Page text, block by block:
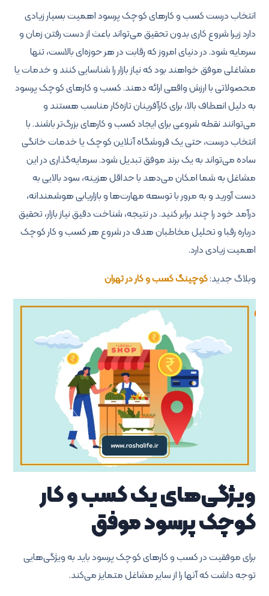
انتخاب درست کسب و کارهای کوچک پرسود اهمیت بسیار زیادی
دارد زیرا شروع کاری بدون تحقیق می‌تواند باعث از دست رفتن زمان و
سرمایه شود. در دنیای امروز که رقابت در هر حوزه‌ای بالاست، تنها
مشاغلی موفق خواهند بود که نیاز بازار را شناسایی کنند و خدمات یا
محصولاتی با ارزش واقعی ارائه دهند. کسب و کارهای کوچک پرسود
به دلیل انعطاف بالا، برای کارآفرینان تازه‌کار مناسب هستند و
می‌توانند نقطه شروعی برای ایجاد کسب و کارهای بزرگ‌تر باشند. با
انتخاب درست، حتی یک فروشگاه آنلاین کوچک یا خدمات خانگی
ساده می‌تواند به یک برند موفق تبدیل شود. سرمایه‌گذاری در این
مشاغل به شما امکان می‌دهد با حداقل هزینه، سود بالایی به
دست آورید و به مرور با توسعه مهارت‌ها و بازاریابی هوشمندانه،
درآمد خود را چند برابر کنید. در نتیجه، شناخت دقیق نیاز بازار، تحقیق
درباره رقبا و تحلیل مخاطبان هدف در شروع هر کسب و کار کوچک
اهمیت زیادی دارد.
وبلاگ جدید:کوچینگ کسب و کار در تهران
ویژگی‌های یک کسب و کار
کوچک پرسود موفق
برای موفقیت در کسب و کارهای کوچک پرسود باید به ویژگی‌هایی
توجه داشت که آنها را از سایر مشاغل متمایز می‌کند.